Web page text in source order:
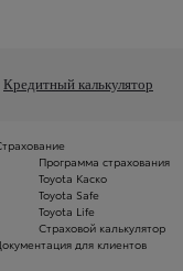
Кредитный калькулятор
Программа страхования
Toyota Каско
Toyota Safe
Toyota Life
Страховой калькулятор
для клиентов